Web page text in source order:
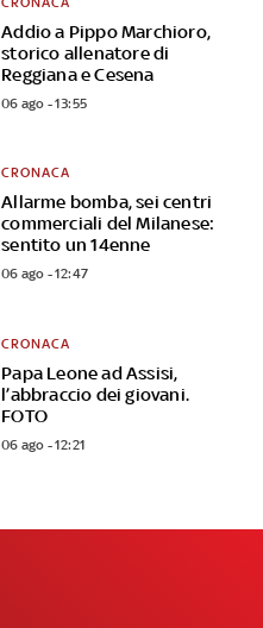
Addio a Pippo Marchioro,
storico allenatore di
Reggiana e Cesena
06 ago - 13:55
Allarme bomba, sei centri
commerciali del Milanese:
sentito un 14enne
CRONACA
06 ago - 12:47
Papa Leone ad Assisi,
l’abbraccio dei giovani.
FOTO
CRONACA
06 ago - 12:21